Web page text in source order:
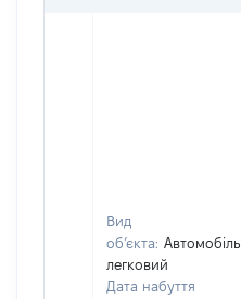
Вид
об’єкта: Автомобіль
легковий
Дата набуття